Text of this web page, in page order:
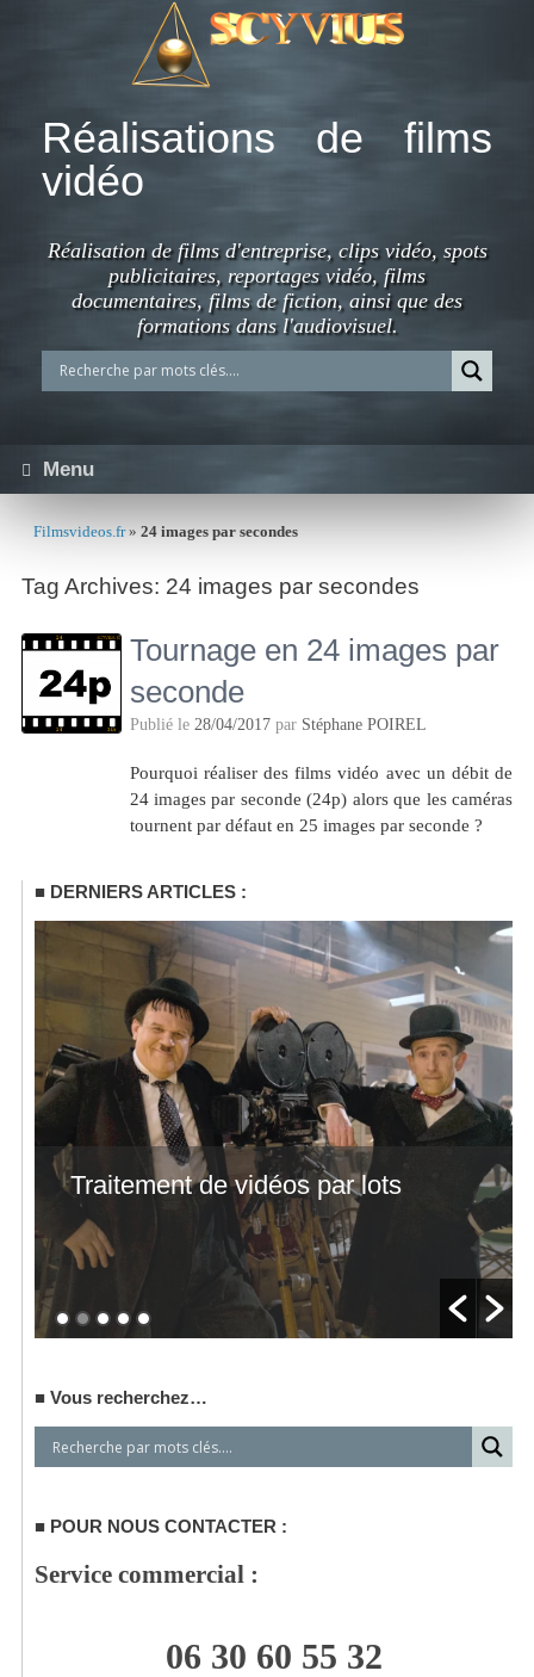
Réalisations de films
vidéo
Réalisation de films d'entreprise, clips vidéo, spots
publicitaires, reportages vidéo, films
documentaires, films de fiction, ainsi que des
formations dans l'audiovisuel.
Menu
Filmsvideos.fr» 24 images par secondes
Tag Archives: 24 images par secondes
Tournage en 24 images par
seconde
Publié le 28/04/2017 par Stéphane POIREL
Pourquoi réaliser des films vidéo avec un débit de
24 images par seconde (24p) alors que les caméras
tournent par défaut en 25 images par seconde ?
DERNIERS ARTICLES :
Traitement de vidéos par lots
Vous recherchez…
POUR NOUS CONTACTER :
Service commercial :
06 30 60 55 32